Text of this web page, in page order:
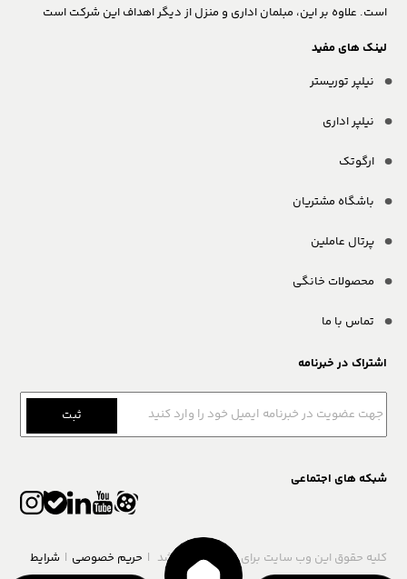
است. علاوه بر این، مبلمان اداری و منزل از دیگر اهداف این شرکت است
لینک های مفید
نیلپر توریستر
نیلپر اداری
ارگوتک
باشگاه مشتریان
پرتال عاملین
محصولات خانگی
تماس با ما
اشتراک در خبرنامه
ثبت
شبکه های اجتماعی
کلیه حقوق این وب سایت برای محفوظ می باشد | حریم خصوصی | شرایط